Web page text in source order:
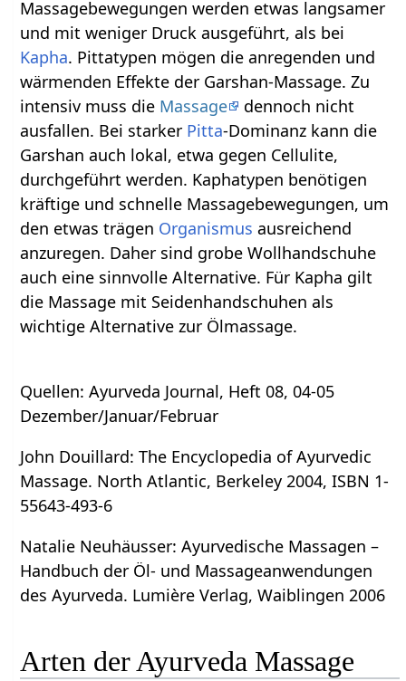
Massagebewegungen werden etwas langsamer
und mit weniger Druck ausgeführt, als bei
Kapha. Pittatypen mögen die anregenden und
wärmenden Effekte der Garshan-Massage. Zu
intensiv muss die Massage
dennoch nicht
ausfallen. Bei starker Pitta-Dominanz kann die
Garshan auch lokal, etwa gegen Cellulite,
durchgeführt werden. Kaphatypen benötigen
kräftige und schnelle Massagebewegungen, um
den etwas trägen Organismus ausreichend
anzuregen. Daher sind grobe Wollhandschuhe
auch eine sinnvolle Alternative. Für Kapha gilt
die Massage mit Seidenhandschuhen als
wichtige Alternative zur Ölmassage.
Quellen: Ayurveda Journal, Heft 08, 04-05
Dezember/Januar/Februar
John Douillard: The Encyclopedia of Ayurvedic
Massage. North Atlantic, Berkeley 2004, ISBN 1-
55643-493-6
Natalie Neuhäusser: Ayurvedische Massagen –
Handbuch der Öl- und Massageanwendungen
des Ayurveda. Lumière Verlag, Waiblingen 2006
Arten der Ayurveda Massage